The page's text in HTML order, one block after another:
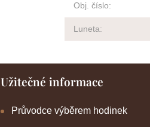
Obj. číslo:
Luneta:
Užitečné informace
Průvodce výběrem hodinek